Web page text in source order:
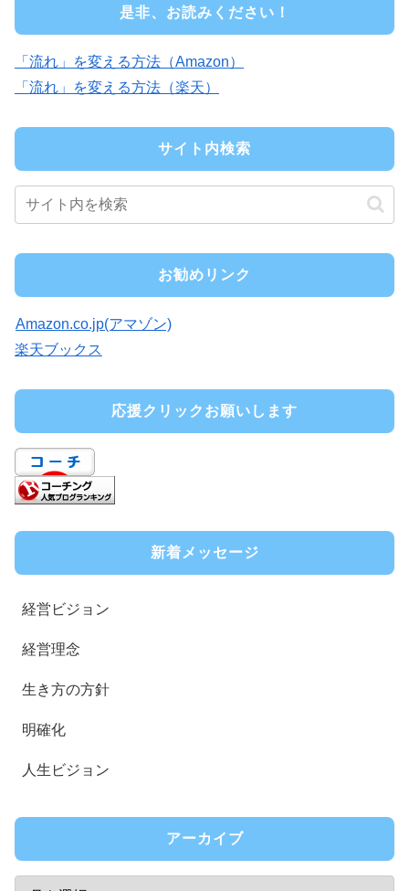
是非、お読みください！
「流れ」を変える方法（Amazon）
「流れ」を変える方法（楽天）
サイト内検索
お勧めリンク
Amazon.co.jp(アマゾン)
楽天ブックス
応援クリックお願いします
新着メッセージ
経営ビジョン
経営理念
生き方の方針
明確化
人生ビジョン
アーカイブ